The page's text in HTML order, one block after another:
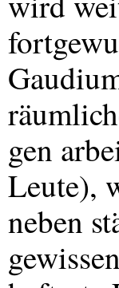
gen
Leute),
neben